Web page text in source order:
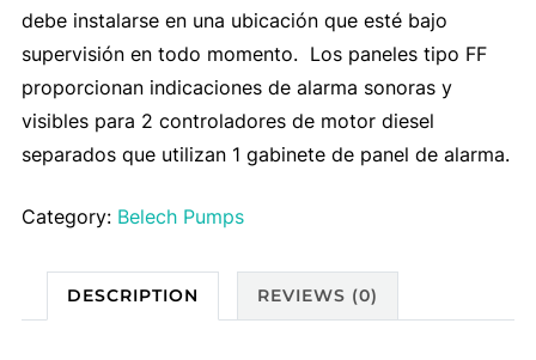
debe instalarse en una ubicación que esté bajo
supervisión en todo momento. Los paneles tipo FF
proporcionan indicaciones de alarma sonoras y
visibles para 2 controladores de motor diesel
separados que utilizan 1 gabinete de panel de alarma.
Category: Belech Pumps
DESCRIPTION REVIEWS (0)